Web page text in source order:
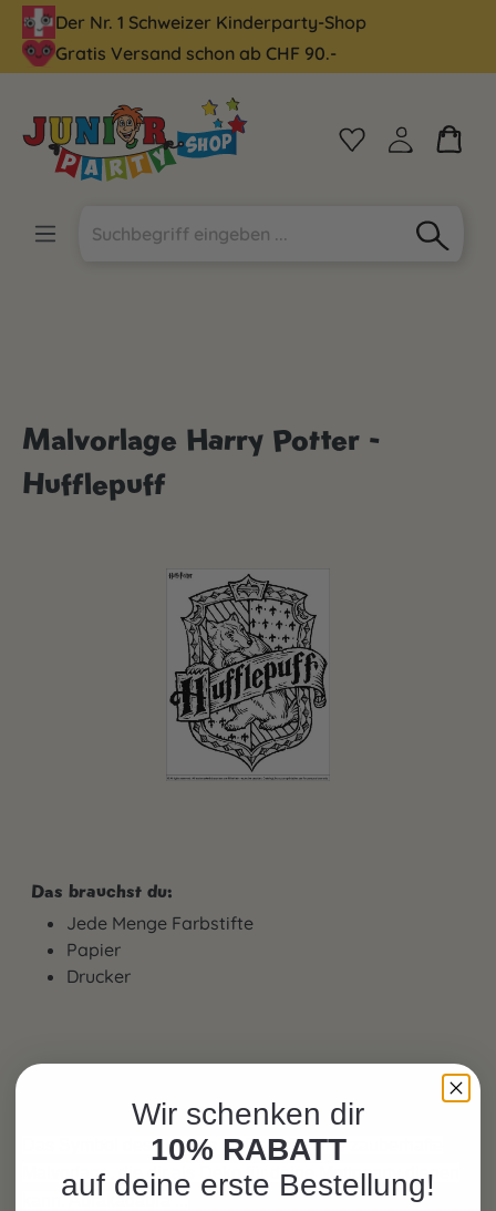
springen
Der Nr. 1 Schweizer Kinderparty-Shop
Gratis Versand schon ab CHF 90.-
Malvorlage Harry Potter -
Hufflepuff
Das brauchst du:
Jede Menge Farbstifte
Papier
Drucker
Das Symbol des Hauses Hufflepuff - eine zauberhafte
Malvorlage, die dir als Deko für deine Mottoparty dienen
kann. Abrakadabra ...
Wir schenken dir
10% RABATT
auf deine erste Bestellung!